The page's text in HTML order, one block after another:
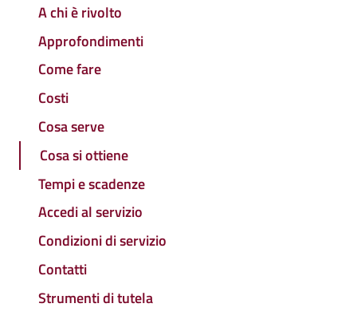
A chi è rivolto
Approfondimenti
Come fare
Costi
Cosa serve
Cosa si ottiene
Tempi e scadenze
Accedi al servizio
Condizioni di servizio
Contatti
Strumenti di tutela